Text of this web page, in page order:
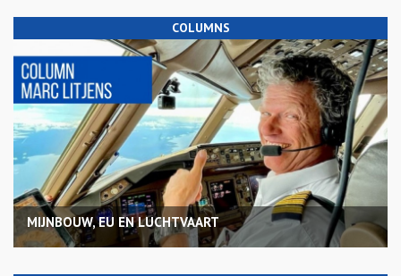
COLUMNS
MIJNBOUW, EU EN LUCHTVAART